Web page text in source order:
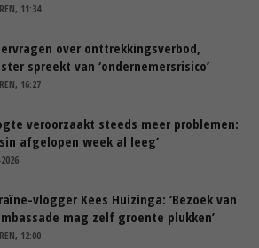
11:34
over onttrekkingsverbod,
spreekt van ‘ondernemersrisico’
16:27
veroorzaakt steeds meer problemen:
afgelopen week al leeg’
vlogger Kees Huizinga: ‘Bezoek van
mag zelf groente plukken’
12:00